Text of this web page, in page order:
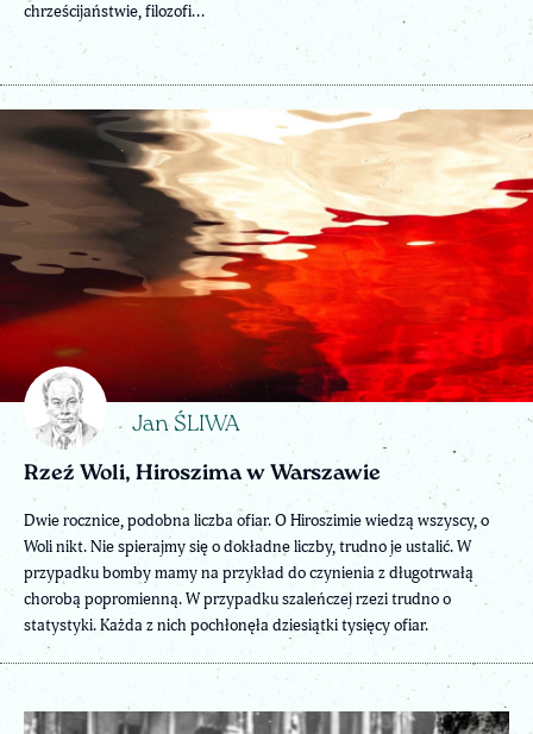
chrześcijaństwie, filozofi...
Jan ŚLIWA
Rzeź Woli, Hiroszima w Warszawie
Dwie rocznice, podobna liczba ofiar. O Hiroszimie wiedzą wszyscy, o
Woli nikt. Nie spierajmy się o dokładne liczby, trudno je ustalić. W
przypadku bomby mamy na przykład do czynienia z długotrwałą
chorobą popromienną. W przypadku szaleńczej rzezi trudno o
statystyki. Każda z nich pochłonęła dziesiątki tysięcy ofiar.